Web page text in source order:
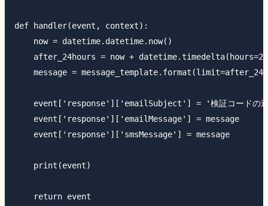
def handler(event, context):
    now = datetime.datetime.now()
after_24hours = now +
message =
event['response']['emailSubject'] = '検証コードの
    event['response']['emailMessage'] = message
    event['response']['smsMessage'] = message
    print(event)